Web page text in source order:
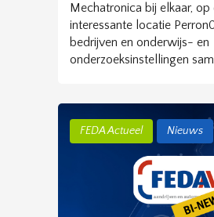
Mechatronica bij elkaar, op
interessante locatie
bedrijven en onderwijs- en
onderzoeksinstellingen
FEDA Actueel Nieuws